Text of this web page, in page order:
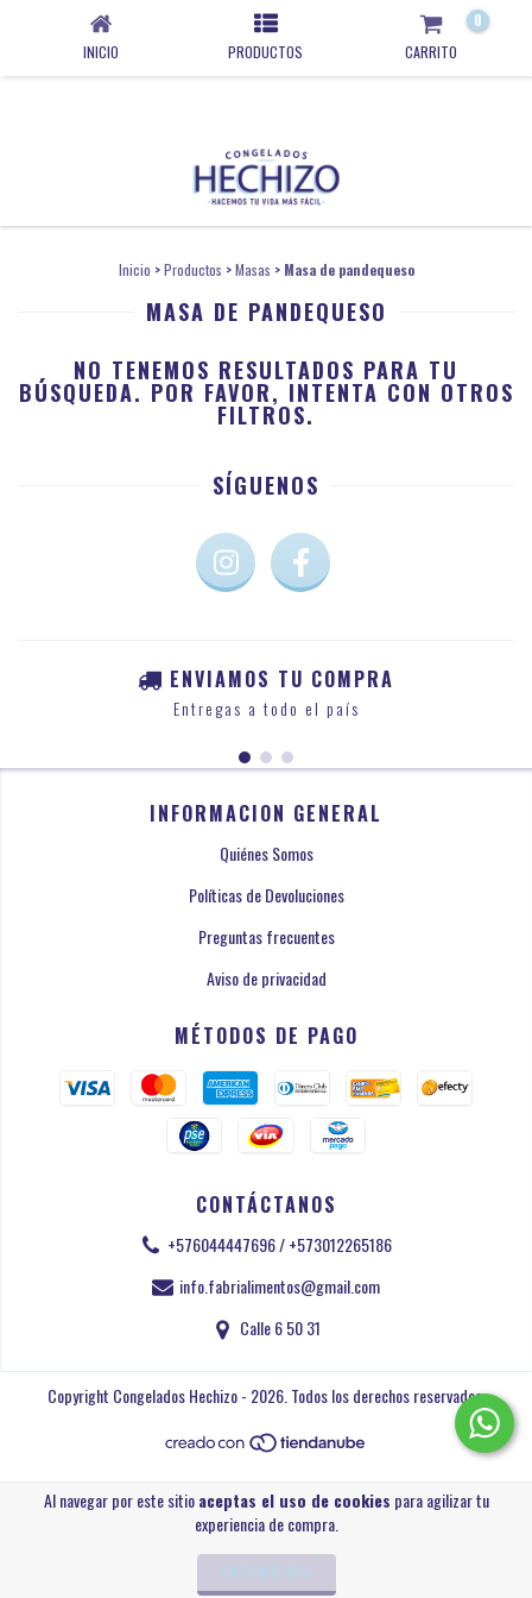
INICIO PRODUCTOS CARRITO
0
Al navegar por este sitioaceptas el uso de cookies para agilizar tu
experiencia de compra.
ENTENDIDO
Inicio > Productos > Masas > Masa de pandequeso
MASA DE PANDEQUESO
NO TENEMOS RESULTADOS PARA TU
BÚSQUEDA. POR FAVOR, INTENTA CON OTROS
FILTROS.
SÍGUENOS
ENVIAMOS TU COMPRA
Entregas a todo el país
INFORMACION GENERAL
Quiénes Somos
Políticas de Devoluciones
Preguntas frecuentes
Aviso de privacidad
MÉTODOS DE PAGO
CONTÁCTANOS
+576044447696 / +573012265186
info.fabrialimentos@gmail.com
Calle 6 50 31
Copyright Congelados Hechizo - 2026. Todos los derechos reservados.